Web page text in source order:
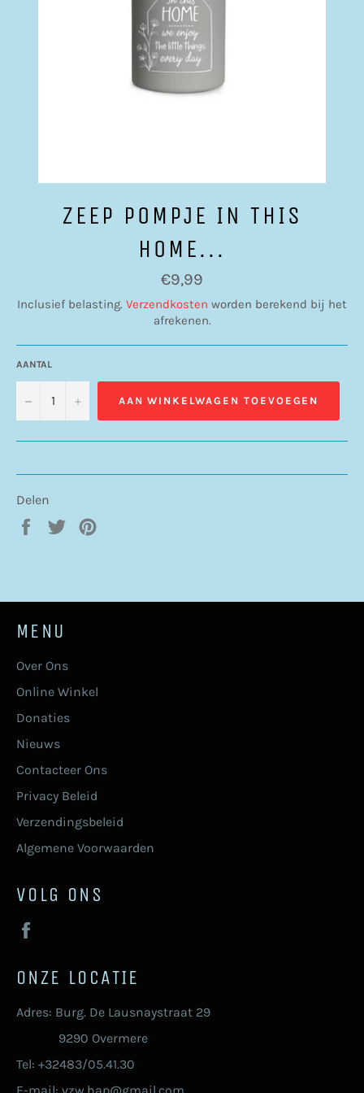
ZEEP POMPJE IN THIS
HOME...
Normale
prijs
€9,99
Inclusief belasting. Verzendkosten worden berekend bij het
afrekenen.
AANTAL
− + AAN WINKELWAGEN TOEVOEGEN
Delen
Delen
Twitteren
MENU
Over Ons
Online Winkel
Donaties
Nieuws
Contacteer Ons
Privacy Beleid
Verzendingsbeleid
Algemene Voorwaarden
VOLG ONS
ONZE LOCATIE
Adres: Burg. De Lausnaystraat 29
9290 Overmere
Tel: +32483/05.41.30